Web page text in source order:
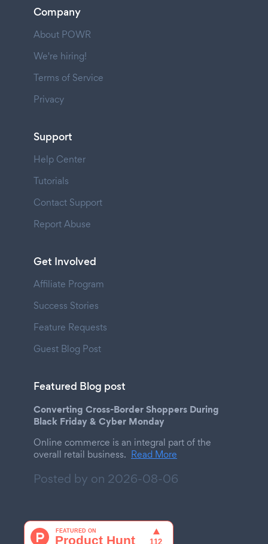
Company
About POWR
We're hiring!
Terms of Service
Privacy
Support
Help Center
Tutorials
Contact Support
Report Abuse
Get Involved
Affiliate Program
Success Stories
Feature Requests
Guest Blog Post
Featured Blog post
Converting Cross-Border Shoppers During
Black Friday & Cyber Monday
Online commerce is an integral part of the
overall retail business. Read More
Posted by on 2026-08-06